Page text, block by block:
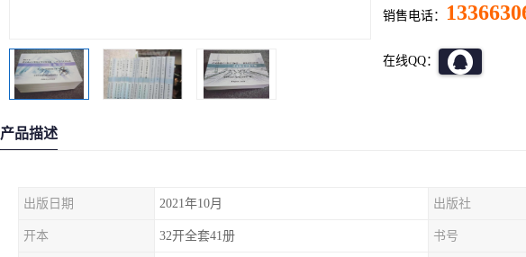
销售电话：
在线QQ：
产品描述
出版日期 2021年10月 出版社
开本 32开全套41册 书号